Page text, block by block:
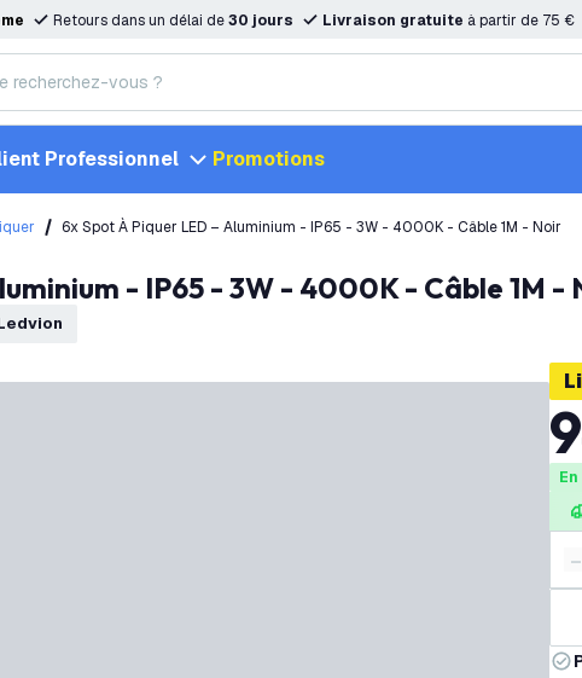
Retours dans un délai de30 jours Livraison gratuite à partir de 75 €
Professionnel Promotions
6x Spot À Piquer LED – Aluminium - IP65 - 3W - 4000K - Câble 1M - Noir
- IP65 - 3W - 4000K - Câble 1M -
Ledvion
-